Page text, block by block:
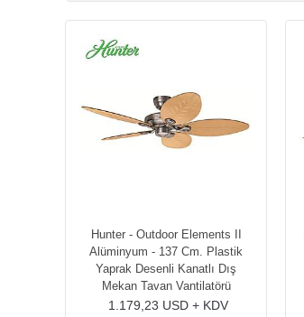
Hunter - Outdoor Elements II
Alüminyum - 137 Cm. Plastik
Yaprak Desenli Kanatlı Dış
Mekan Tavan Vantilatörü
1.179,23 USD + KDV